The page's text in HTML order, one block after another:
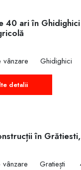
40 ari în
Ghidighici
detalii
în Grătiesti,
Gratiești